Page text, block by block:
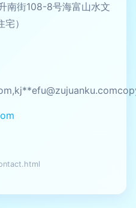
南街108-8号海富山水文
）
,kj**